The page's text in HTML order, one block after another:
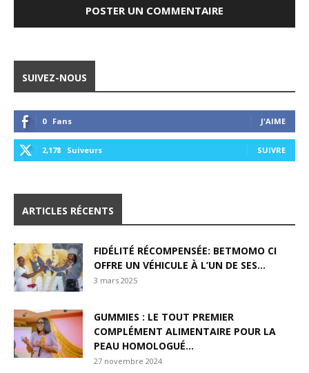
SUIVEZ-NOUS
0 Fans J'AIME
2,178 Suiveurs SUIVRE
ARTICLES RÉCENTS
FIDÉLITÉ RÉCOMPENSÉE: BETMOMO CI
OFFRE UN VÉHICULE À L’UN DE SES...
3 mars 2025
GUMMIES : LE TOUT PREMIER
COMPLÉMENT ALIMENTAIRE POUR LA
PEAU HOMOLOGUÉ...
27 novembre 2024